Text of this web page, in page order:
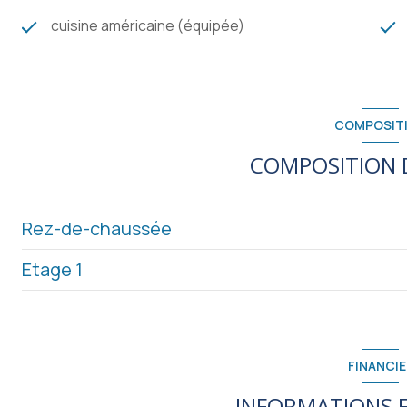
cuisine américaine (équipée)
COMPOSITION
Rez-de-chaussée
cellier
Etage 1